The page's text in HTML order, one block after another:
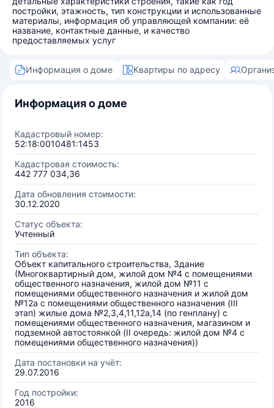
постройки, этажность, тип конструкции и использованные
материалы, информация об управляющей компании: её
название, контактные данные, и качество
предоставляемых услуг
Информация о доме Квартиры по адресу
Информация о доме
Кадастровый номер:
52:18:0010481:1453
Кадастровая стоимость:
442 777 034,36
Дата обновления стоимости:
30.12.2020
Статус объекта:
Учтенный
Тип объекта:
Объект капитального строительства, Здание
(Многоквартирный дом, жилой дом №4 с помещениями
общественного назначения, жилой дом №11 с
помещениями общественного назначения и жилой дом
№12а с помещениями общественного назначения (III
этап) жилые дома №2,3,4,11,12а,14 (по генплану) с
помещениями общественного назначения, магазином и
подземной автостоянкой (II очередь: жилой дом №4 с
помещениями общественного назначения))
Дата постановки на учёт:
29.07.2016
Год постройки:
2016